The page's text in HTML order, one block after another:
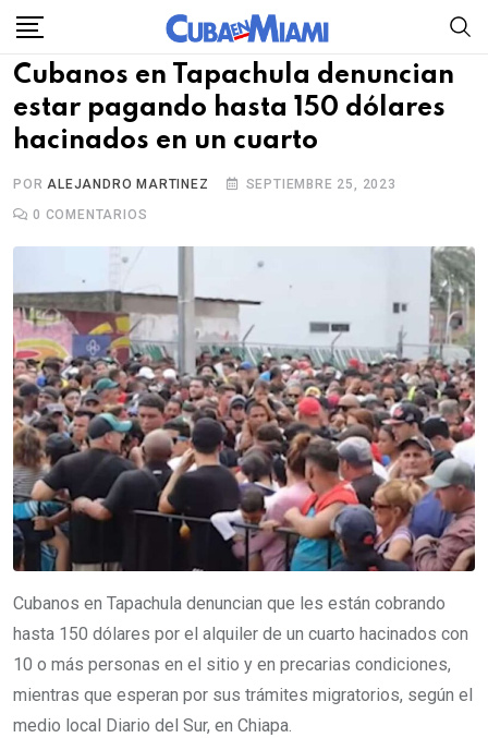
Skip
content
Cubanos en Tapachula denuncian
estar pagando hasta 150 dólares
hacinados en un cuarto
PORALEJANDRO MARTINEZ
SEPTIEMBRE 25, 2023
0 COMENTARIOS
Cubanos en Tapachula denuncian que les están cobrando
hasta 150 dólares por el alquiler de un cuarto hacinados con
10 o más personas en el sitio y en precarias condiciones,
mientras que esperan por sus trámites migratorios, según el
medio local Diario del Sur, en Chiapa.